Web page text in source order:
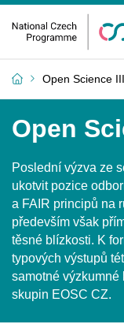
Open Science
Open
Poslední výzva ze
ukotvit pozice
a FAIR principů na
především však
těsné blízkosti. K
typových výstupů
samotné
skupin EOSC CZ.